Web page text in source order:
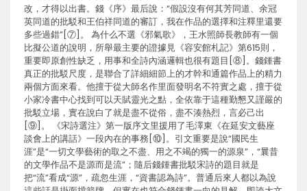
改，才得以出書。錢《序》最后說：“假設沒有何其芳同道、余冠
英同道的批駁和王伯祥同道的審訂，我在作品的選擇和注釋里還要
多些過錯”[⑦]。 為什么不選《邪氣歌》，王水照師長教師有一個
比擬公道的說明，所舉最主要的證據見《容安館札記》第615則，
重要即原創性缺乏，用事和全詩內涵邏輯也很有題目[⑧]。錢鍾書
真正的批駁尺度，是聯合了詳細細節上的才幹和通篇作品上的精力
兩個方面來看。他擅于從大師名作里面發明名不符實之處，擅于從
小家冷書中心找到可以天賦靈光之點，全依靠于這種勤懇又謹嚴的
批駁立場，實在說白了就是盡不從俗，盡不湊熱烈，言必己出
[⑨]。 《宋詩選注》第一版序文里援用了毛澤東《在延安文藝座
談會上的講話》一段內在的事務[⑩]。引文重要是說“國民生
涯”是“一切文學藝術的取之不盡、用之不竭的獨一的源泉”，“曩昔
的文學作品不是源而是流”；隨后錢鍾書批駁宋詩的題目就是
把“流”看成“源”，疏忽生涯，“資書認為詩”。普通后來人都以為說